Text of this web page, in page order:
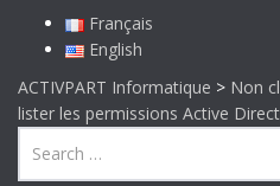
Français
English
ACTIVPART Informatique > Non
lister les permissions Active